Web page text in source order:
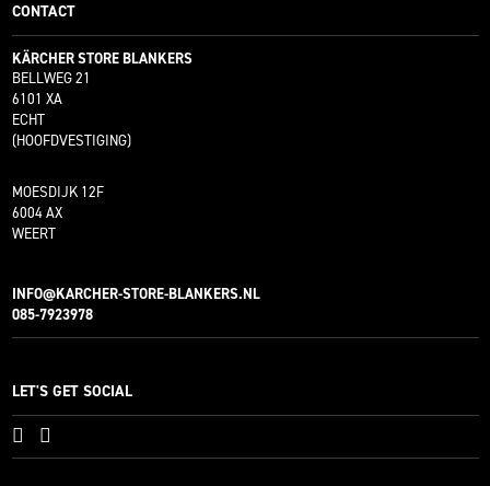
CONTACT
KÄRCHER STORE BLANKERS
BELLWEG 21
6101 XA
ECHT
(HOOFDVESTIGING)
MOESDIJK 12F
6004 AX
WEERT
INFO@KARCHER-STORE-BLANKERS.NL
085-7923978
LET'S GET SOCIAL